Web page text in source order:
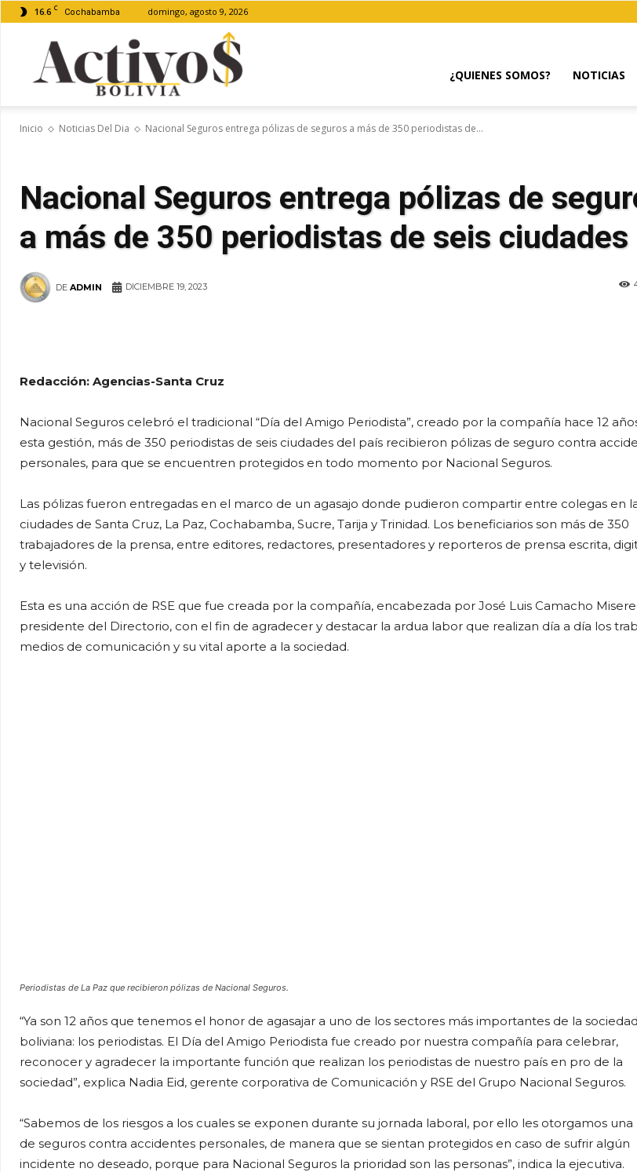
16.6 C Cochabamba domingo, agosto 9, 2026
¿QUIENES SOMOS? NOTICIAS
Inicio Noticias Del Dia Nacional Seguros entrega pólizas de seguros a más de 350 periodistas de...
Nacional Seguros entrega pólizas de
a más de 350 periodistas de seis ciudades
DE ADMIN DICIEMBRE 19, 2023
Redacción: Agencias-Santa Cruz
Nacional Seguros celebró el tradicional “Día del Amigo Periodista”, creado por la compañía hace 12
esta gestión, más de 350 periodistas de seis ciudades del país recibieron pólizas de seguro contra
personales, para que se encuentren protegidos en todo momento por Nacional Seguros.
Las pólizas fueron entregadas en el marco de un agasajo donde pudieron compartir entre colegas en
ciudades de Santa Cruz, La Paz, Cochabamba, Sucre, Tarija y Trinidad. Los beneficiarios son más de 350
trabajadores de la prensa, entre editores, redactores, presentadores y reporteros de prensa escrita,
y televisión.
Esta es una acción de RSE que fue creada por la compañía, encabezada por José Luis Camacho
presidente del Directorio, con el fin de agradecer y destacar la ardua labor que realizan día a día los
medios de comunicación y su vital aporte a la sociedad.
Periodistas de La Paz que recibieron pólizas de Nacional Seguros.
“Ya son 12 años que tenemos el honor de agasajar a uno de los sectores más importantes de la sociedad
boliviana: los periodistas. El Día del Amigo Periodista fue creado por nuestra compañía para celebrar,
reconocer y agradecer la importante función que realizan los periodistas de nuestro país en pro de la
sociedad”, explica Nadia Eid, gerente corporativa de Comunicación y RSE del Grupo Nacional Seguros.
“Sabemos de los riesgos a los cuales se exponen durante su jornada laboral, por ello les otorgamos una
de seguros contra accidentes personales, de manera que se sientan protegidos en caso de sufrir algún
incidente no deseado, porque para Nacional Seguros la prioridad son las personas”, indica la ejecutiva.